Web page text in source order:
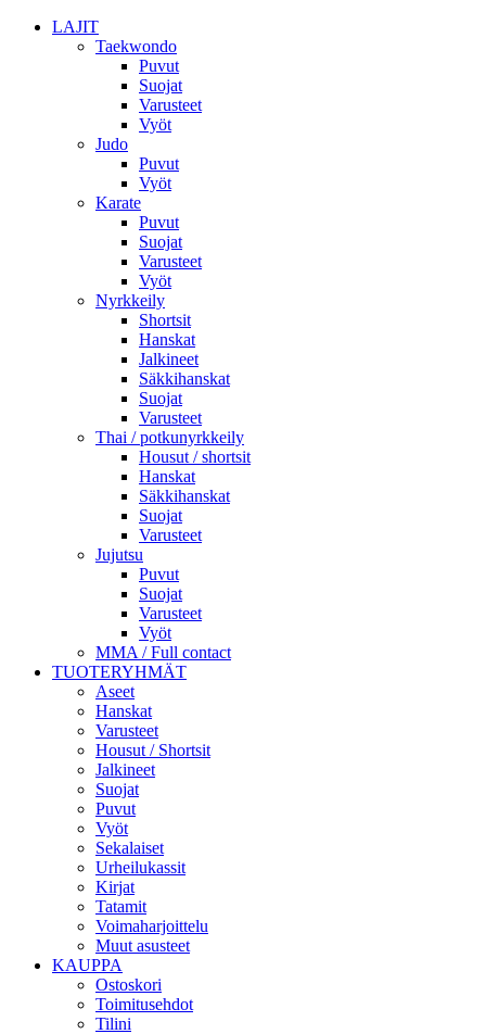
LAJIT
Taekwondo
Puvut
Suojat
Varusteet
Vyöt
Judo
Puvut
Vyöt
Karate
Puvut
Suojat
Varusteet
Vyöt
Nyrkkeily
Shortsit
Hanskat
Jalkineet
Säkkihanskat
Suojat
Varusteet
Thai / potkunyrkkeily
Housut / shortsit
Hanskat
Säkkihanskat
Suojat
Varusteet
Jujutsu
Puvut
Suojat
Varusteet
Vyöt
MMA / Full contact
TUOTERYHMÄT
Aseet
Hanskat
Varusteet
Housut / Shortsit
Jalkineet
Suojat
Puvut
Vyöt
Sekalaiset
Urheilukassit
Kirjat
Tatamit
Voimaharjoittelu
Muut asusteet
KAUPPA
Ostoskori
Toimitusehdot
Tilini